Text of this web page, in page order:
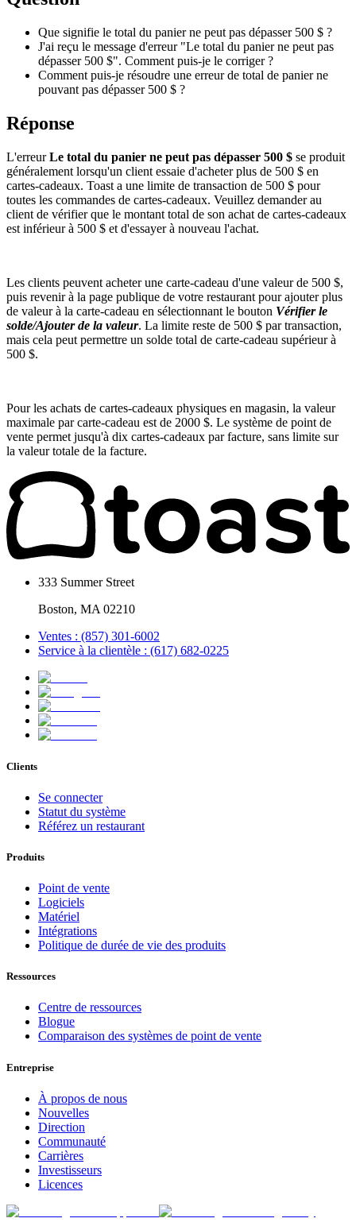
Que signifie le total du panier ne peut pas dépasser 500 $ ?
J'ai reçu le message d'erreur "Le total du panier ne peut pas
dépasser 500 $". Comment puis-je le corriger ?
Comment puis-je résoudre une erreur de total de panier ne
pouvant pas dépasser 500 $ ?
Réponse
L'erreurLe total du panier ne peut pas dépasser 500 $ se produit
généralement lorsqu'un client essaie d'acheter plus de 500 $ en
cartes-cadeaux. Toast a une limite de transaction de 500 $ pour
toutes les commandes de cartes-cadeaux. Veuillez demander au
client de vérifier que le montant total de son achat de cartes-cadeaux
est inférieur à 500 $ et d'essayer à nouveau l'achat.
Les clients peuvent acheter une carte-cadeau d'une valeur de 500 $,
puis revenir à la page publique de votre restaurant pour ajouter plus
de valeur à la carte-cadeau en sélectionnant le bouton Vérifier le
solde/Ajouter de la valeur. La limite reste de 500 $ par transaction,
mais cela peut permettre un solde total de carte-cadeau supérieur à
500 $.
Pour les achats de cartes-cadeaux physiques en magasin, la valeur
maximale par carte-cadeau est de 2000 $. Le système de point de
vente permet jusqu'à dix cartes-cadeaux par facture, sans limite sur
la valeur totale de la facture.
333 Summer Street
Boston, MA 02210
Ventes : (857) 301-6002
Service à la clientèle : (617) 682-0225
Clients
Se connecter
Statut du système
Référez un restaurant
Produits
Point de vente
Logiciels
Matériel
Intégrations
Politique de durée de vie des produits
Ressources
Centre de ressources
Blogue
Comparaison des systèmes de point de vente
Entreprise
À propos de nous
Nouvelles
Direction
Communauté
Carrières
Investisseurs
Licences